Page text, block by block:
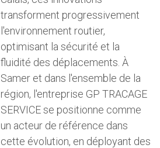
transforment progressivement
l'environnement routier,
optimisant la sécurité et la
fluidité des déplacements. À
Samer et dans l'ensemble de la
région, l'entreprise GP TRACAGE
SERVICE se positionne comme
un acteur de référence dans
cette évolution, en déployant des